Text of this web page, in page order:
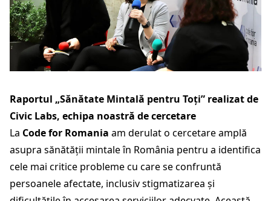
Raportul „Sănătate Mintală pentru Toți” realizat de
Civic Labs, echipa noastră de cercetare
La Code for Romania am derulat o cercetare amplă
asupra sănătății mintale în România pentru a identifica
cele mai critice probleme cu care se confruntă
persoanele afectate, inclusiv stigmatizarea și